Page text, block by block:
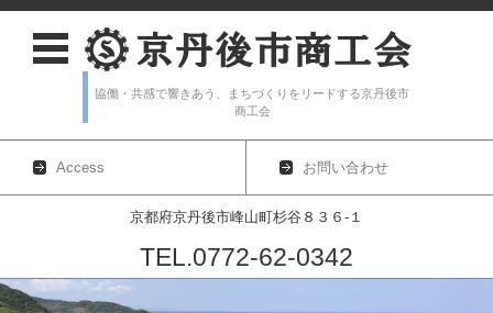
協働・共感で響きあう、まちづくりをリードする京丹後市
商工会
Access お問い合わせ
京都府京丹後市峰山町杉谷８３６-１
TEL.0772-62-0342
コンテンツに移動